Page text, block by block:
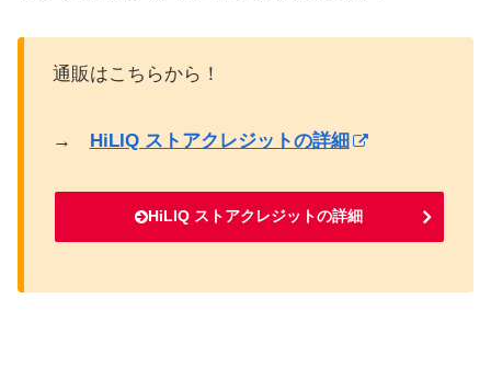
通販はこちらから！
→ HiLIQ ストアクレジットの詳細
HiLIQ ストアクレジットの詳細